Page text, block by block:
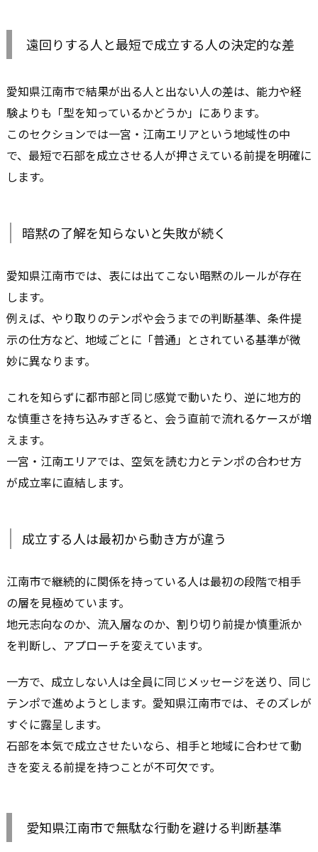
遠回りする人と最短で成立する人の決定的な差
愛知県江南市で結果が出る人と出ない人の差は、能力や経
験よりも「型を知っているかどうか」にあります。
このセクションでは一宮・江南エリアという地域性の中
で、最短で石部を成立させる人が押さえている前提を明確に
します。
暗黙の了解を知らないと失敗が続く
愛知県江南市では、表には出てこない暗黙のルールが存在
します。
例えば、やり取りのテンポや会うまでの判断基準、条件提
示の仕方など、地域ごとに「普通」とされている基準が微
妙に異なります。
これを知らずに都市部と同じ感覚で動いたり、逆に地方的
な慎重さを持ち込みすぎると、会う直前で流れるケースが増
えます。
一宮・江南エリアでは、空気を読む力とテンポの合わせ方
が成立率に直結します。
成立する人は最初から動き方が違う
江南市で継続的に関係を持っている人は最初の段階で相手
の層を見極めています。
地元志向なのか、流入層なのか、割り切り前提か慎重派か
を判断し、アプローチを変えています。
一方で、成立しない人は全員に同じメッセージを送り、同じ
テンポで進めようとします。愛知県江南市では、そのズレが
すぐに露呈します。
石部を本気で成立させたいなら、相手と地域に合わせて動
きを変える前提を持つことが不可欠です。
愛知県江南市で無駄な行動を避ける判断基準